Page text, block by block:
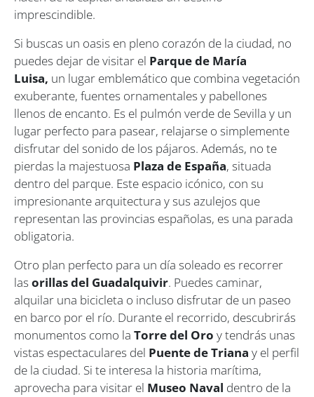
imprescindible.
Si buscas un oasis en pleno corazón de la ciudad, no
puedes dejar de visitar el Parque de María
Luisa, un lugar emblemático que combina vegetación
exuberante, fuentes ornamentales y pabellones
llenos de encanto. Es el pulmón verde de Sevilla y un
lugar perfecto para pasear, relajarse o simplemente
disfrutar del sonido de los pájaros. Además, no te
pierdas la majestuosa Plaza de España, situada
dentro del parque. Este espacio icónico, con su
impresionante arquitectura y sus azulejos que
representan las provincias españolas, es una parada
obligatoria.
Otro plan perfecto para un día soleado es recorrer
las orillas del Guadalquivir. Puedes caminar,
alquilar una bicicleta o incluso disfrutar de un paseo
en barco por el río. Durante el recorrido, descubrirás
monumentos como la Torre del Oro y tendrás unas
vistas espectaculares del Puente de Triana y el perfil
de la ciudad. Si te interesa la historia marítima,
aprovecha para visitar el Museo Naval dentro de la